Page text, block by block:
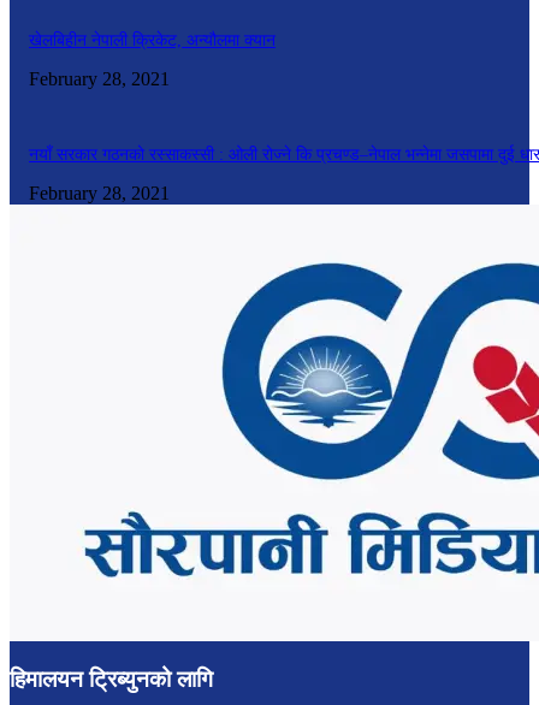
खेलबिहीन नेपाली क्रिकेट, अन्यौलमा क्यान
February 28, 2021
नयाँ सरकार गठनको रस्साकस्सी : ओली रोज्ने कि प्रचण्ड–नेपाल भन्नेमा जसपामा दुई धार
February 28, 2021
हिमालयन ट्रिब्युनको लागि